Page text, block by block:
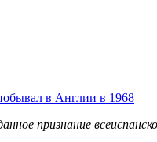
в Англии в 1968
признание